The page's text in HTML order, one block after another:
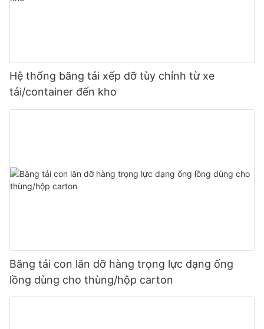
Hệ thống băng tải xếp dỡ tùy chỉnh từ xe
tải/container đến kho
Băng tải con lăn dỡ hàng trọng lực dạng ống
lồng dùng cho thùng/hộp carton